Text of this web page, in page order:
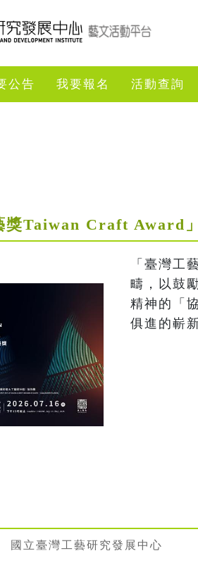
公告 我要報名 活動查詢
獎Taiwan Craft Award
「臺灣工
疇，以鼓
精神的「
俱進的嶄
國立臺灣工藝研究發展中心